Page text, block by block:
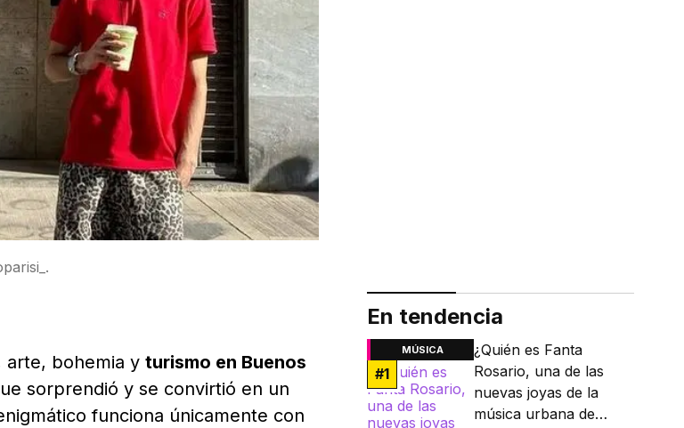
arte, bohemia y turismo en Buenos
sorprendió y se convirtió en un
funciona únicamente con
En tendencia
MÚSICA
#1
¿Quién es Fanta
Rosario, una de las
nuevas joyas de la
música urbana de